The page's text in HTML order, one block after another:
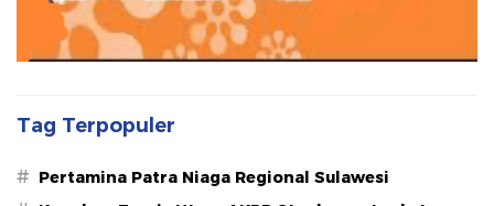
Tag Terpopuler
# Pertamina Patra Niaga Regional Sulawesi